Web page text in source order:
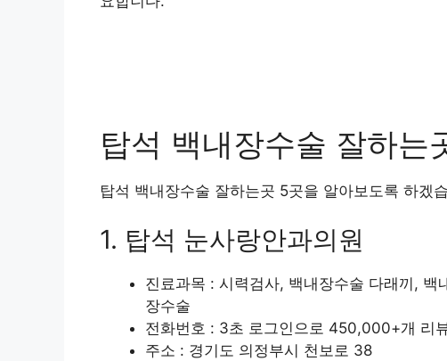
탑석 백내장수술 잘하는
탑석 백내장수술 잘하는곳 5곳을 알아보도록 하겠
1. 탑석 눈사랑안과의원
진료과목 : 시력검사, 백내장수술 다래끼,
장수술
전화번호 : 3초 로그인으로 450,000+개 리
주소 : 경기도 의정부시 천보로 38